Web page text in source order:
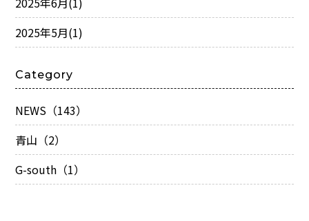
2025年5月(1)
Category
NEWS（143）
青山（2）
G-south（1）